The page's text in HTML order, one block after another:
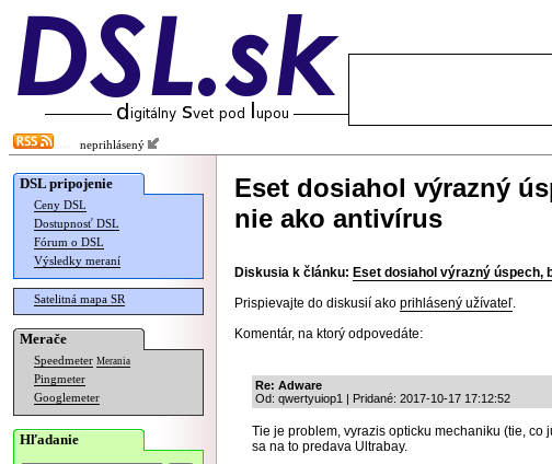
neprihlásený
DSL pripojenie
Ceny DSL
Dostupnosť DSL
Fórum o DSL
Výsledky meraní
Satelitná mapa SR
Merače
Speedmeter Merania
Pingmeter
Googlemeter
Hľadanie
Eset dosiahol výrazný
nie ako antivírus
Diskusia k článku: Eset dosiahol výrazný úspech,
Prispievajte do diskusií ako prihlásený užívateľ.
Komentár, na ktorý odpovedáte:
Re: Adware
Od: qwertyuiop1 | Pridané: 2017-10-17 17:12:52
Tie je problem, vyrazis opticku mechaniku (tie, co
sa na to predava Ultrabay.